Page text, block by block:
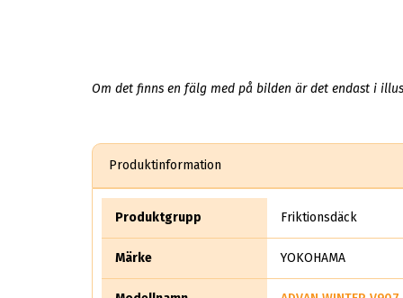
Om det finns en fälg med på bilden är det endast i
Produktinformation
Produktgrupp Friktionsdäck
Märke YOKOHAMA